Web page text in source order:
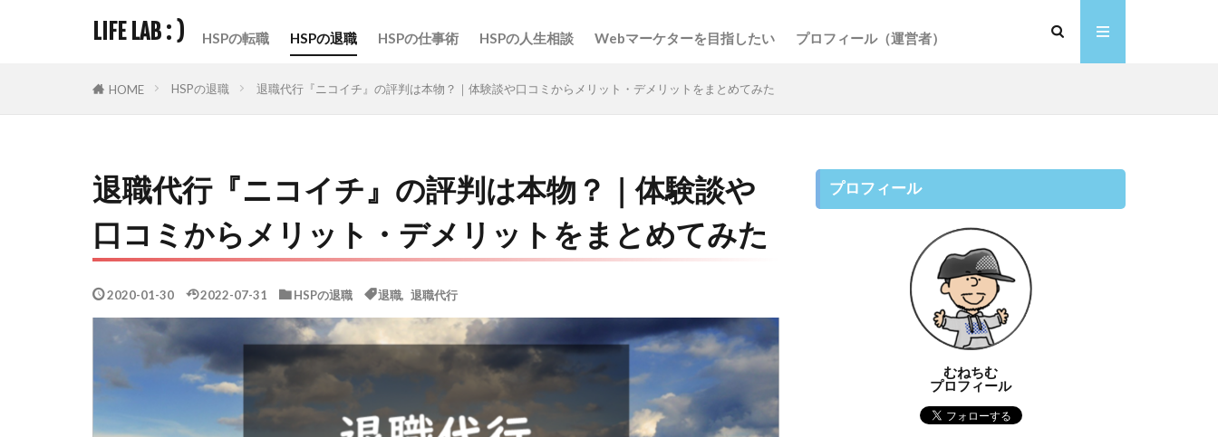
LIFE LAB : ) HSPの転職 HSPの退職 HSPの仕事術 HSPの人生相談 Webマーケターを目指したい プロフィール（運営者）
HOME HSPの退職 退職代行『ニコイチ』の評判は本物？｜体験談や口コミからメリット・デメリットをまとめてみた
退職代行『ニコイチ』の評判は本物？｜体験談や
口コミからメリット・デメリットをまとめてみた
2020-01-30 2022-07-31 HSPの退職 退職 退職代行
プロフィール
むねちむ
プロフィール